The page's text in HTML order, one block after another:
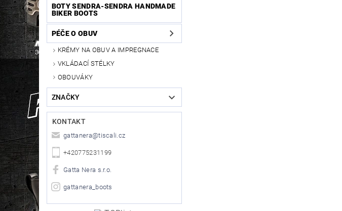
BOTY SENDRA-SENDRA HANDMADE
BIKER BOOTS
PÉČE O OBUV
KRÉMY NA OBUV A IMPREGNACE
VKLÁDACÍ STÉLKY
OBOUVÁKY
ZNAČKY
KONTAKT
gattanera@tiscali.cz
+420775231199
Gatta Nera s.r.o.
gattanera_boots